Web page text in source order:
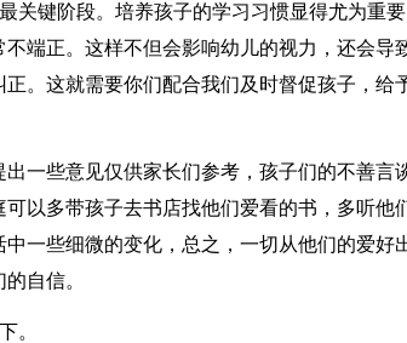
键阶段。培养孩子的学习习惯显得尤为重要
端正。这样不但会影响幼儿的视力，还会导
。这就需要你们配合我们及时督促孩子，给
一些意见仅供家长们参考，孩子们的不善言
以多带孩子去书店找他们爱看的书，多听他
一些细微的变化，总之，一切从他们的爱好
自信。
。